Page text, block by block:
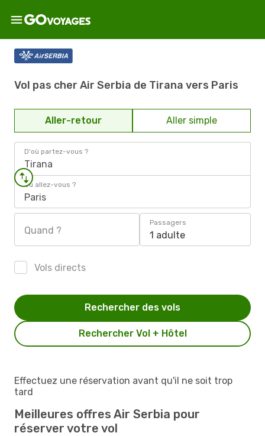
Vol pas cher Air Serbia de Tirana vers Paris
Aller-retour Aller simple
D'où partez-vous ?
Tirana
Où allez-vous ?
Paris
Quand ?
Passagers
1 adulte
Vols directs
Rechercher Vol + Hôtel
Rechercher des vols
Effectuez une réservation avant qu'il ne soit trop
tard
Meilleures offres Air Serbia pour
réserver votre vol